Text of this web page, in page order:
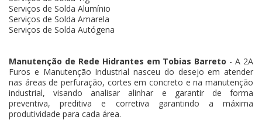
Serviços de Solda Alumínio
Serviços de Solda Amarela
Serviços de Solda Autógena
Manutenção de Rede Hidrantes em Tobias Barreto - A 2A
Furos e Manutenção Industrial nasceu do desejo em atender
nas áreas de perfuração, cortes em concreto e na manutenção
industrial, visando analisar alinhar e garantir de forma
preventiva, preditiva e corretiva garantindo a máxima
produtividade para cada área.